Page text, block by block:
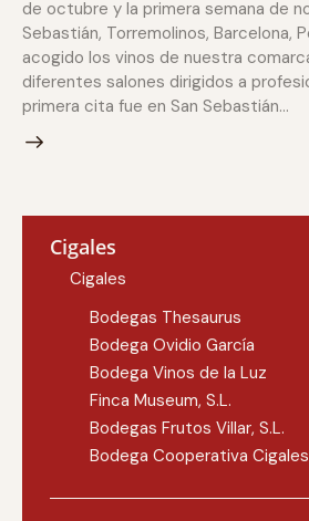
de octubre y la primera semana de
Sebastián, Torremolinos, Barcelona,
acogido los vinos de nuestra
diferentes salones dirigidos a
primera cita fue en San Sebastián…
Cigales
Cigales
Bodegas Thesaurus
Bodega Ovidio García
Bodega Vinos de la Luz
Finca Museum, S.L.
Bodegas Frutos Villar, S.L.
Bodega Cooperativa Cigales